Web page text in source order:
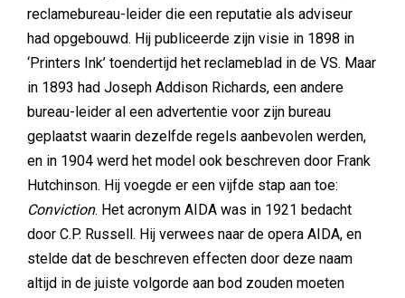
reclamebureau-leider die een reputatie als adviseur
had opgebouwd. Hij publiceerde zijn visie in 1898 in
‘Printers Ink’ toendertijd het reclameblad in de VS. Maar
in 1893 had Joseph Addison Richards, een andere
bureau-leider al een advertentie voor zijn bureau
geplaatst waarin dezelfde regels aanbevolen werden,
en in 1904 werd het model ook beschreven door Frank
Hutchinson. Hij voegde er een vijfde stap aan toe:
Conviction. Het acronym AIDA was in 1921 bedacht
door C.P. Russell. Hij verwees naar de opera AIDA, en
stelde dat de beschreven effecten door deze naam
altijd in de juiste volgorde aan bod zouden moeten